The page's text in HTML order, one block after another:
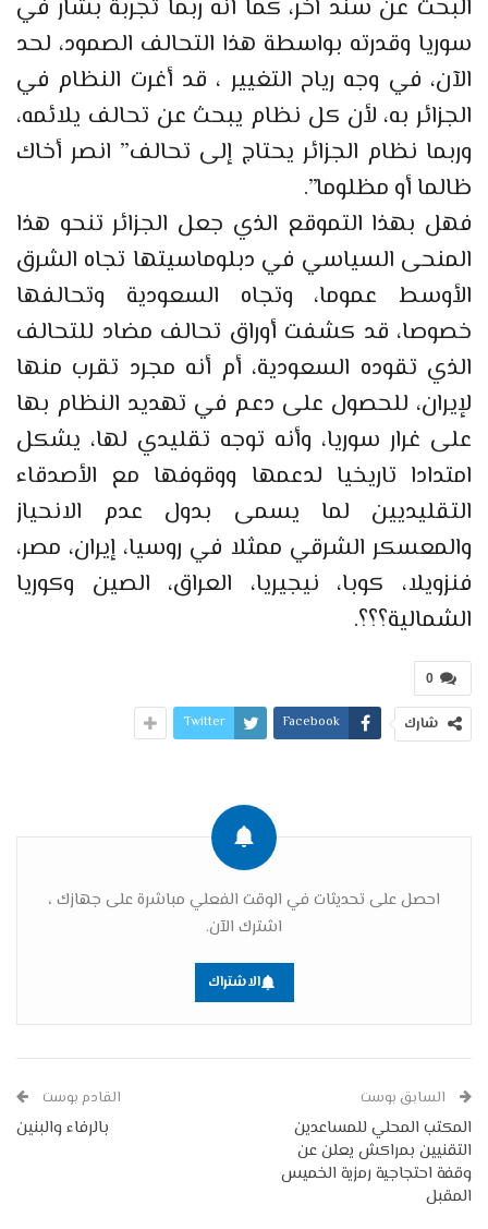
البحث عن سند آخر، كما أنه ربما تجربة بشار في
سوريا وقدرته بواسطة هذا التحالف الصمود، لحد
الآن، في وجه رياح التغيير ، قد أغرت النظام في
الجزائر به، لأن كل نظام يبحث عن تحالف يلائمه،
وربما نظام الجزائر يحتاج إلى تحالف” انصر أخاك
ظالما أو مظلوما”.
فهل بهذا التموقع الذي جعل الجزائر تنحو هذا
المنحى السياسي في دبلوماسيتها تجاه الشرق
الأوسط عموما، وتجاه السعودية وتحالفها
خصوصا، قد كشفت أوراق تحالف مضاد للتحالف
الذي تقوده السعودية، أم أنه مجرد تقرب منها
لإيران، للحصول على دعم في تهديد النظام بها
على غرار سوريا، وأنه توجه تقليدي لها، يشكل
امتدادا تاريخيا لدعمها ووقوفها مع الأصدقاء
التقليديين لما يسمى بدول عدم الانحياز
والمعسكر الشرقي ممثلا في روسيا، إيران، مصر،
فنزويلا، كوبا، نيجيريا، العراق، الصين وكوريا
الشمالية؟؟؟.
0
شارك Facebook
Twitter
احصل على تحديثات في الوقت الفعلي مباشرة على جهازك ،
اشترك الآن.
الاشتراك
السابق بوست
المكتب المحلي للمساعدين
التقنيين بمراكش يعلن عن
وقفة احتجاجية رمزية الخميس
المقبل
القادم بوست
بالرفاء والبنين